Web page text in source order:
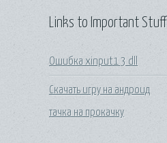
Links to Important Stuff
Ошибка xinput1 3 dll
Скачать игру на андроид
тачка на прокачку